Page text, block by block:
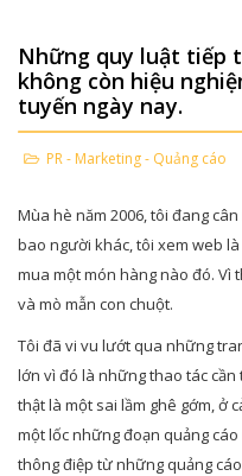
Những quy luật tiếp
không còn hiệu
tuyến ngày nay.
PR - Marketing - Quảng cáo
Mùa hè năm 2006, tôi đang
bao người khác, tôi xem web
mua một món hàng nào đó. Vì
và mò mẫn con chuột.
Tôi đã vi vu lướt qua những
lớn vì đó là những thao tác cần
thật là một sai lầm ghê gớm, ở
một lốc những đoạn quảng
thông điệp từ những quảng